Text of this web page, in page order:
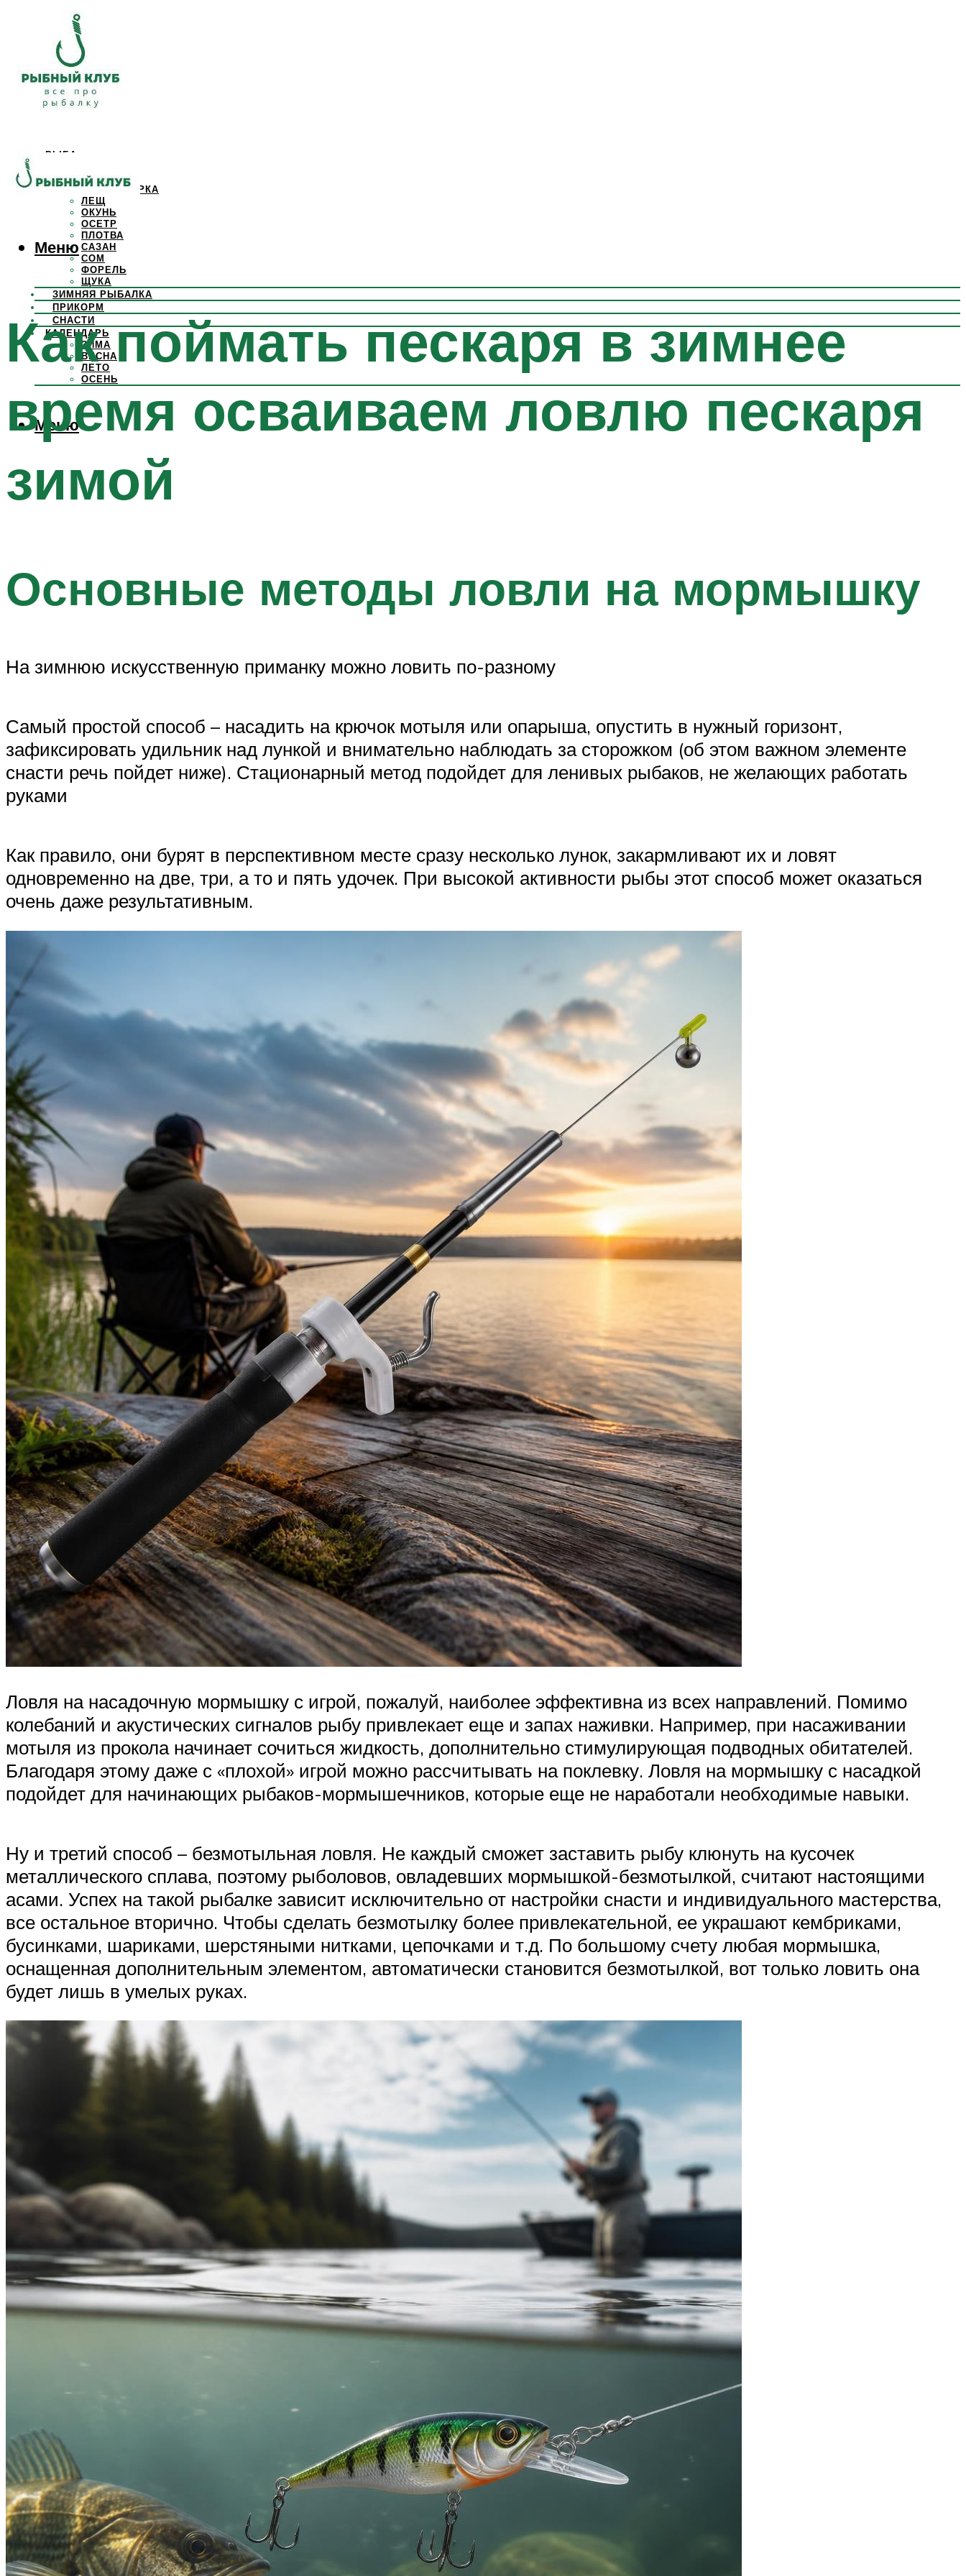
РЫБА
КАРП
КРАСНОПЕРКА
ЛЕЩ
ОКУНЬ
ОСЕТР
ПЛОТВА
САЗАН
СОМ
ФОРЕЛЬ
ЩУКА
ЗИМНЯЯ РЫБАЛКА
ПРИКОРМ
СНАСТИ
КАЛЕНДАРЬ
ЗИМА
ВЕСНА
ЛЕТО
ОСЕНЬ
Меню
Меню
Как поймать пескаря в зимнее
время осваиваем ловлю пескаря
зимой
Основные методы ловли на мормышку
На зимнюю искусственную приманку можно ловить по-разному
Самый простой способ – насадить на крючок мотыля или опарыша, опустить в нужный горизонт,
зафиксировать удильник над лункой и внимательно наблюдать за сторожком (об этом важном элементе
снасти речь пойдет ниже). Стационарный метод подойдет для ленивых рыбаков, не желающих работать
руками
Как правило, они бурят в перспективном месте сразу несколько лунок, закармливают их и ловят
одновременно на две, три, а то и пять удочек. При высокой активности рыбы этот способ может оказаться
очень даже результативным.
Ловля на насадочную мормышку с игрой, пожалуй, наиболее эффективна из всех направлений. Помимо
колебаний и акустических сигналов рыбу привлекает еще и запах наживки. Например, при насаживании
мотыля из прокола начинает сочиться жидкость, дополнительно стимулирующая подводных обитателей.
Благодаря этому даже с «плохой» игрой можно рассчитывать на поклевку. Ловля на мормышку с насадкой
подойдет для начинающих рыбаков-мормышечников, которые еще не наработали необходимые навыки.
Ну и третий способ – безмотыльная ловля. Не каждый сможет заставить рыбу клюнуть на кусочек
металлического сплава, поэтому рыболовов, овладевших мормышкой-безмотылкой, считают настоящими
асами. Успех на такой рыбалке зависит исключительно от настройки снасти и индивидуального мастерства,
все остальное вторично. Чтобы сделать безмотылку более привлекательной, ее украшают кембриками,
бусинками, шариками, шерстяными нитками, цепочками и т.д. По большому счету любая мормышка,
оснащенная дополнительным элементом, автоматически становится безмотылкой, вот только ловить она
будет лишь в умелых руках.